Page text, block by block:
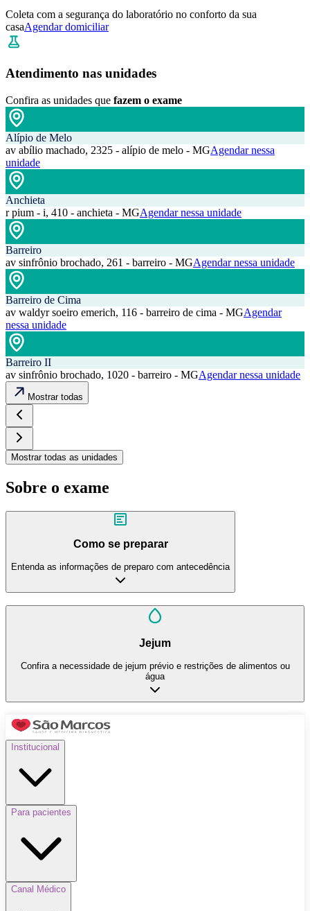
Coleta com a segurança do laboratório no conforto da sua
casaAgendar domiciliar
Atendimento nas unidades
Confira as unidades que fazem o exame
Alípio de Melo
av abílio machado, 2325 - alípio de melo - MGAgendar nessa
unidade
Anchieta
r pium - i, 410 - anchieta - MGAgendar nessa unidade
Barreiro
av sinfrônio brochado, 261 - barreiro - MGAgendar nessa unidade
Barreiro de Cima
av waldyr soeiro emerich, 116 - barreiro de cima - MGAgendar
nessa unidade
Barreiro II
av sinfrônio brochado, 1020 - barreiro - MGAgendar nessa unidade
Mostrar todas
Mostrar todas as unidades
Sobre o exame
Como se preparar
Entenda as informações de preparo com antecedência
Jejum
Confira a necessidade de jejum prévio e restrições de alimentos ou
água
Institucional
Para pacientes
Canal Médico